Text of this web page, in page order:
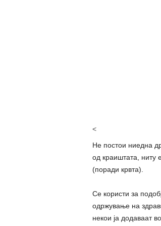
<
Не постои ниедна
од краиштата, ниту
(поради крвта).
Се користи за
одржување на
некои ја додаваат